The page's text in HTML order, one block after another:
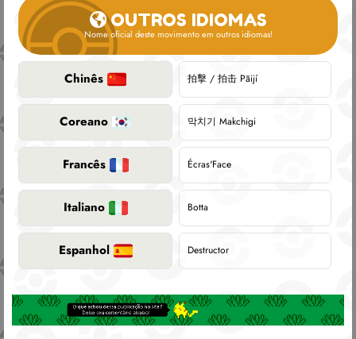
OUTROS IDIOMAS
Nome oficial deste movimento em outros idiomas!
Chinês 拍擊 / 拍击 Pāijí
Coreano 막치기 Makchigi
Francês Écras'Face
Italiano Botta
Espanhol Destructor